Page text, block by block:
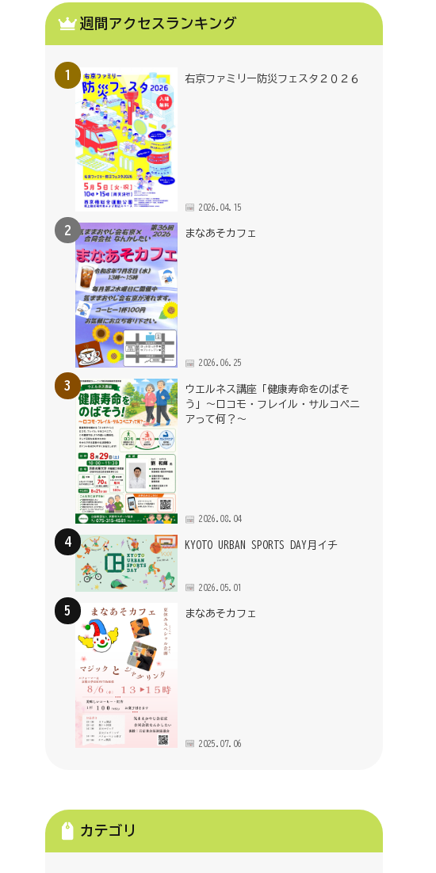
週間アクセスランキング
右京ファミリー防災フェスタ２０２６
2026.04.15
まなあそカフェ
2026.06.25
ウエルネス講座「健康寿命をのばそ
う」～ロコモ・フレイル・サルコペニ
アって何？～
2026.08.04
KYOTO URBAN SPORTS DAY月イチ
2026.05.01
まなあそカフェ
2025.07.06
カテゴリ